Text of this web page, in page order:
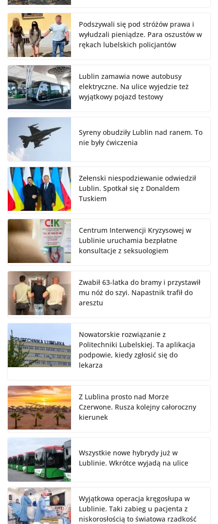
Podszywali się pod stróżów prawa i
wyłudzali pieniądze. Para oszustów w
rękach lubelskich policjantów
Lublin zamawia nowe autobusy
elektryczne. Na ulice wyjedzie też
wyjątkowy pojazd testowy
Syreny obudziły Lublin nad ranem. To
nie były ćwiczenia
Zełenski niespodziewanie odwiedził
Lublin. Spotkał się z Donaldem
Tuskiem
Centrum Interwencji Kryzysowej w
Lublinie uruchamia bezpłatne
konsultacje z seksuologiem
Zwabił 63-latka do bramy i przystawił
mu nóż do szyi. Napastnik trafił do
aresztu
Nowatorskie rozwiązanie z
Politechniki Lubelskiej. Ta aplikacja
podpowie, kiedy zgłosić się do
lekarza
Z Lublina prosto nad Morze
Czerwone. Rusza kolejny całoroczny
kierunek
Wszystkie nowe hybrydy już w
Lublinie. Wkrótce wyjadą na ulice
Wyjątkowa operacja kręgosłupa w
Lublinie. Taki zabieg u pacjenta z
niskorosłością to światowa rzadkość